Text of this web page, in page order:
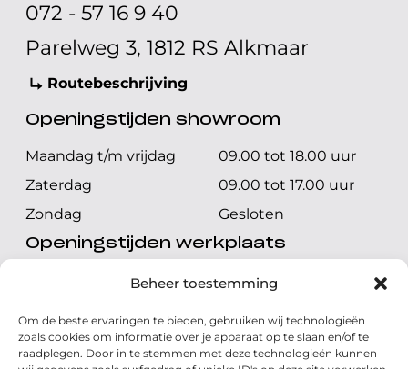
Beheer toestemming
Om de beste ervaringen te bieden, gebruiken wij technologieën
zoals cookies om informatie over je apparaat op te slaan en/of te
raadplegen. Door in te stemmen met deze technologieën kunnen
072 - 57 16 9 40
Parelweg 3, 1812 RS Alkmaar
Routebeschrijving
Openingstijden showroom
Maandag t/m vrijdag
09.00 tot 18.00 uur
Zaterdag
09.00 tot 17.00 uur
Zondag
Gesloten
Openingstijden werkplaats
Maandag t/m vrijdag
08.00 tot 17.00 uur
Zondag
Gesloten